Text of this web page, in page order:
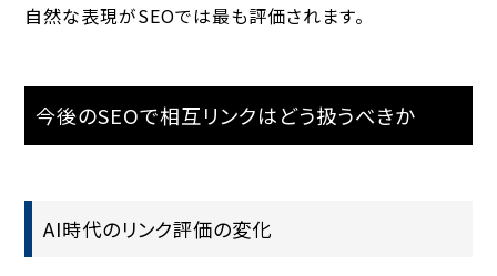
自然な表現がSEOでは最も評価されます。
今後のSEOで相互リンクはどう扱うべきか
AI時代のリンク評価の変化